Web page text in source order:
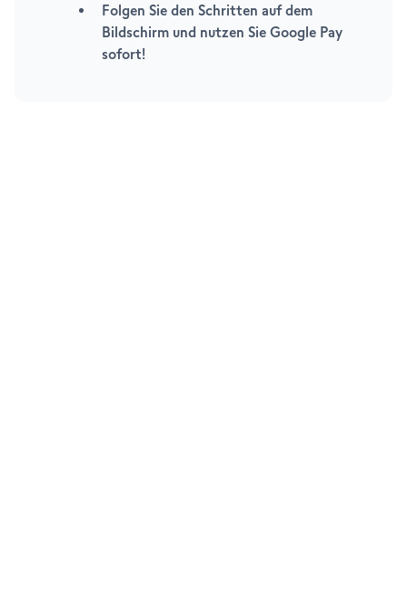
Folgen Sie den Schritten auf dem
Bildschirm und nutzen Sie Google Pay
sofort!